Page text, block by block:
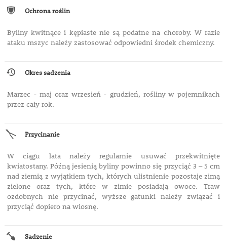
Ochrona roślin
Byliny kwitnące i kępiaste nie są podatne na choroby. W razie
ataku mszyc należy zastosować odpowiedni środek chemiczny.
Okres sadzenia
Marzec - maj oraz wrzesień - grudzień, rośliny w pojemnikach
przez cały rok.
Przycinanie
W ciągu lata należy regularnie usuwać przekwitnięte
kwiatostany. Późną jesienią byliny powinno się przyciąć 3 – 5 cm
nad ziemią z wyjątkiem tych, których ulistnienie pozostaje zimą
zielone oraz tych, które w zimie posiadają owoce. Traw
ozdobnych nie przycinać, wyższe gatunki należy związać i
przyciąć dopiero na wiosnę.
Sadzenie